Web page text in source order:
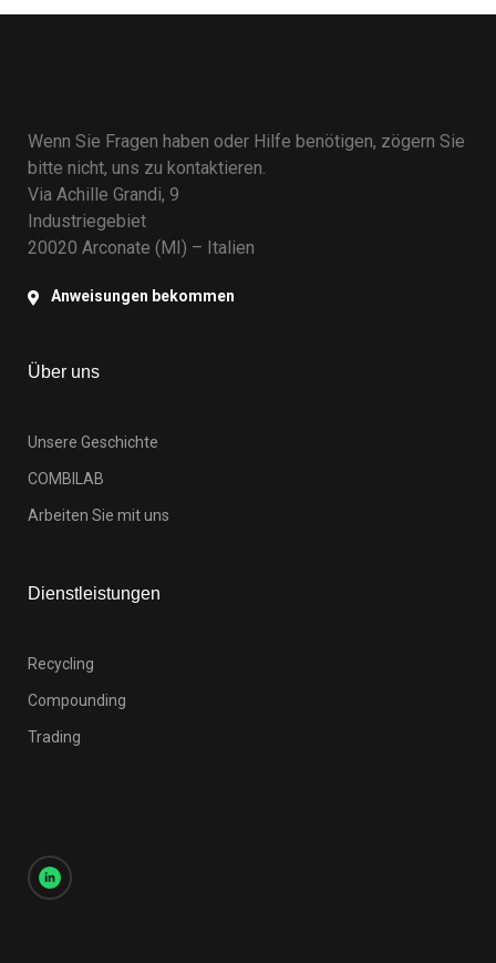
Wenn Sie Fragen haben oder Hilfe benötigen, zögern Sie
bitte nicht, uns zu kontaktieren.
Via Achille Grandi, 9
Industriegebiet
20020 Arconate (MI) – Italien
Anweisungen bekommen
Über uns
Unsere Geschichte
COMBILAB
Arbeiten Sie mit uns
Dienstleistungen
Recycling
Compounding
Trading